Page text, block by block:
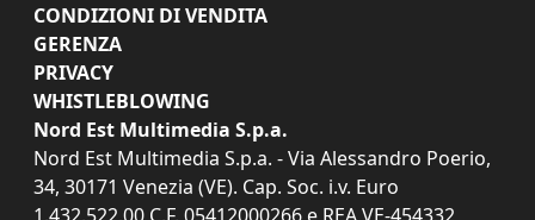
CONDIZIONI DI VENDITA
GERENZA
PRIVACY
WHISTLEBLOWING
Nord Est Multimedia S.p.a.
Nord Est Multimedia S.p.a. - Via Alessandro Poerio,
34, 30171 Venezia (VE). Cap. Soc. i.v. Euro
1.432.522,00 C.F. 05412000266 e REA VE-454332